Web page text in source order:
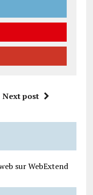
Next post
sur WebExtend